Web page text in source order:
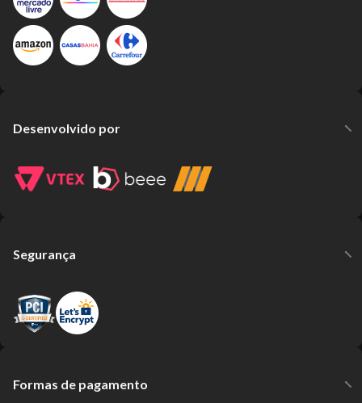
Desenvolvido por
Segurança
Formas de pagamento